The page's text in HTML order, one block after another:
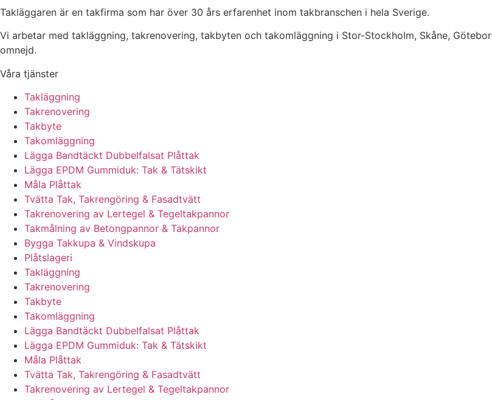
Takläggaren är en takfirma som har över 30 års erfarenhet inom takbranschen i hela Sverige.
Vi arbetar med takläggning, takrenovering, takbyten och takomläggning i Stor-Stockholm, Skåne,
omnejd.
Våra tjänster
Takläggning
Takrenovering
Takbyte
Takomläggning
Lägga Bandtäckt Dubbelfalsat Plåttak
Lägga EPDM Gummiduk: Tak & Tätskikt
Måla Plåttak
Tvätta Tak, Takrengöring & Fasadtvätt
Takrenovering av Lertegel & Tegeltakpannor
Takmålning av Betongpannor & Takpannor
Bygga Takkupa & Vindskupa
Plåtslageri
Takläggning
Takrenovering
Takbyte
Takomläggning
Lägga Bandtäckt Dubbelfalsat Plåttak
Lägga EPDM Gummiduk: Tak & Tätskikt
Måla Plåttak
Tvätta Tak, Takrengöring & Fasadtvätt
Takrenovering av Lertegel & Tegeltakpannor